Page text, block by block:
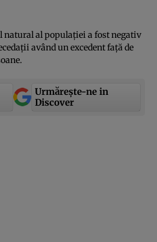
natural al populaţiei a fost negativ
având un excedent faţă de
Urmărește-ne in
Discover